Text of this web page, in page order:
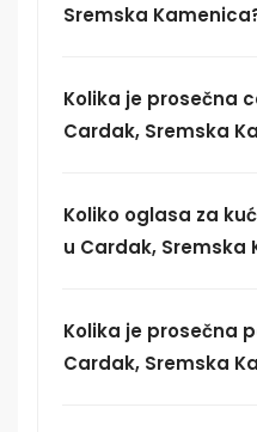
Sremska
Kolika je prosečna
Cardak, Sremska
Koliko oglasa za
u Cardak, Sremska
Kolika je prosečna
Cardak, Sremska